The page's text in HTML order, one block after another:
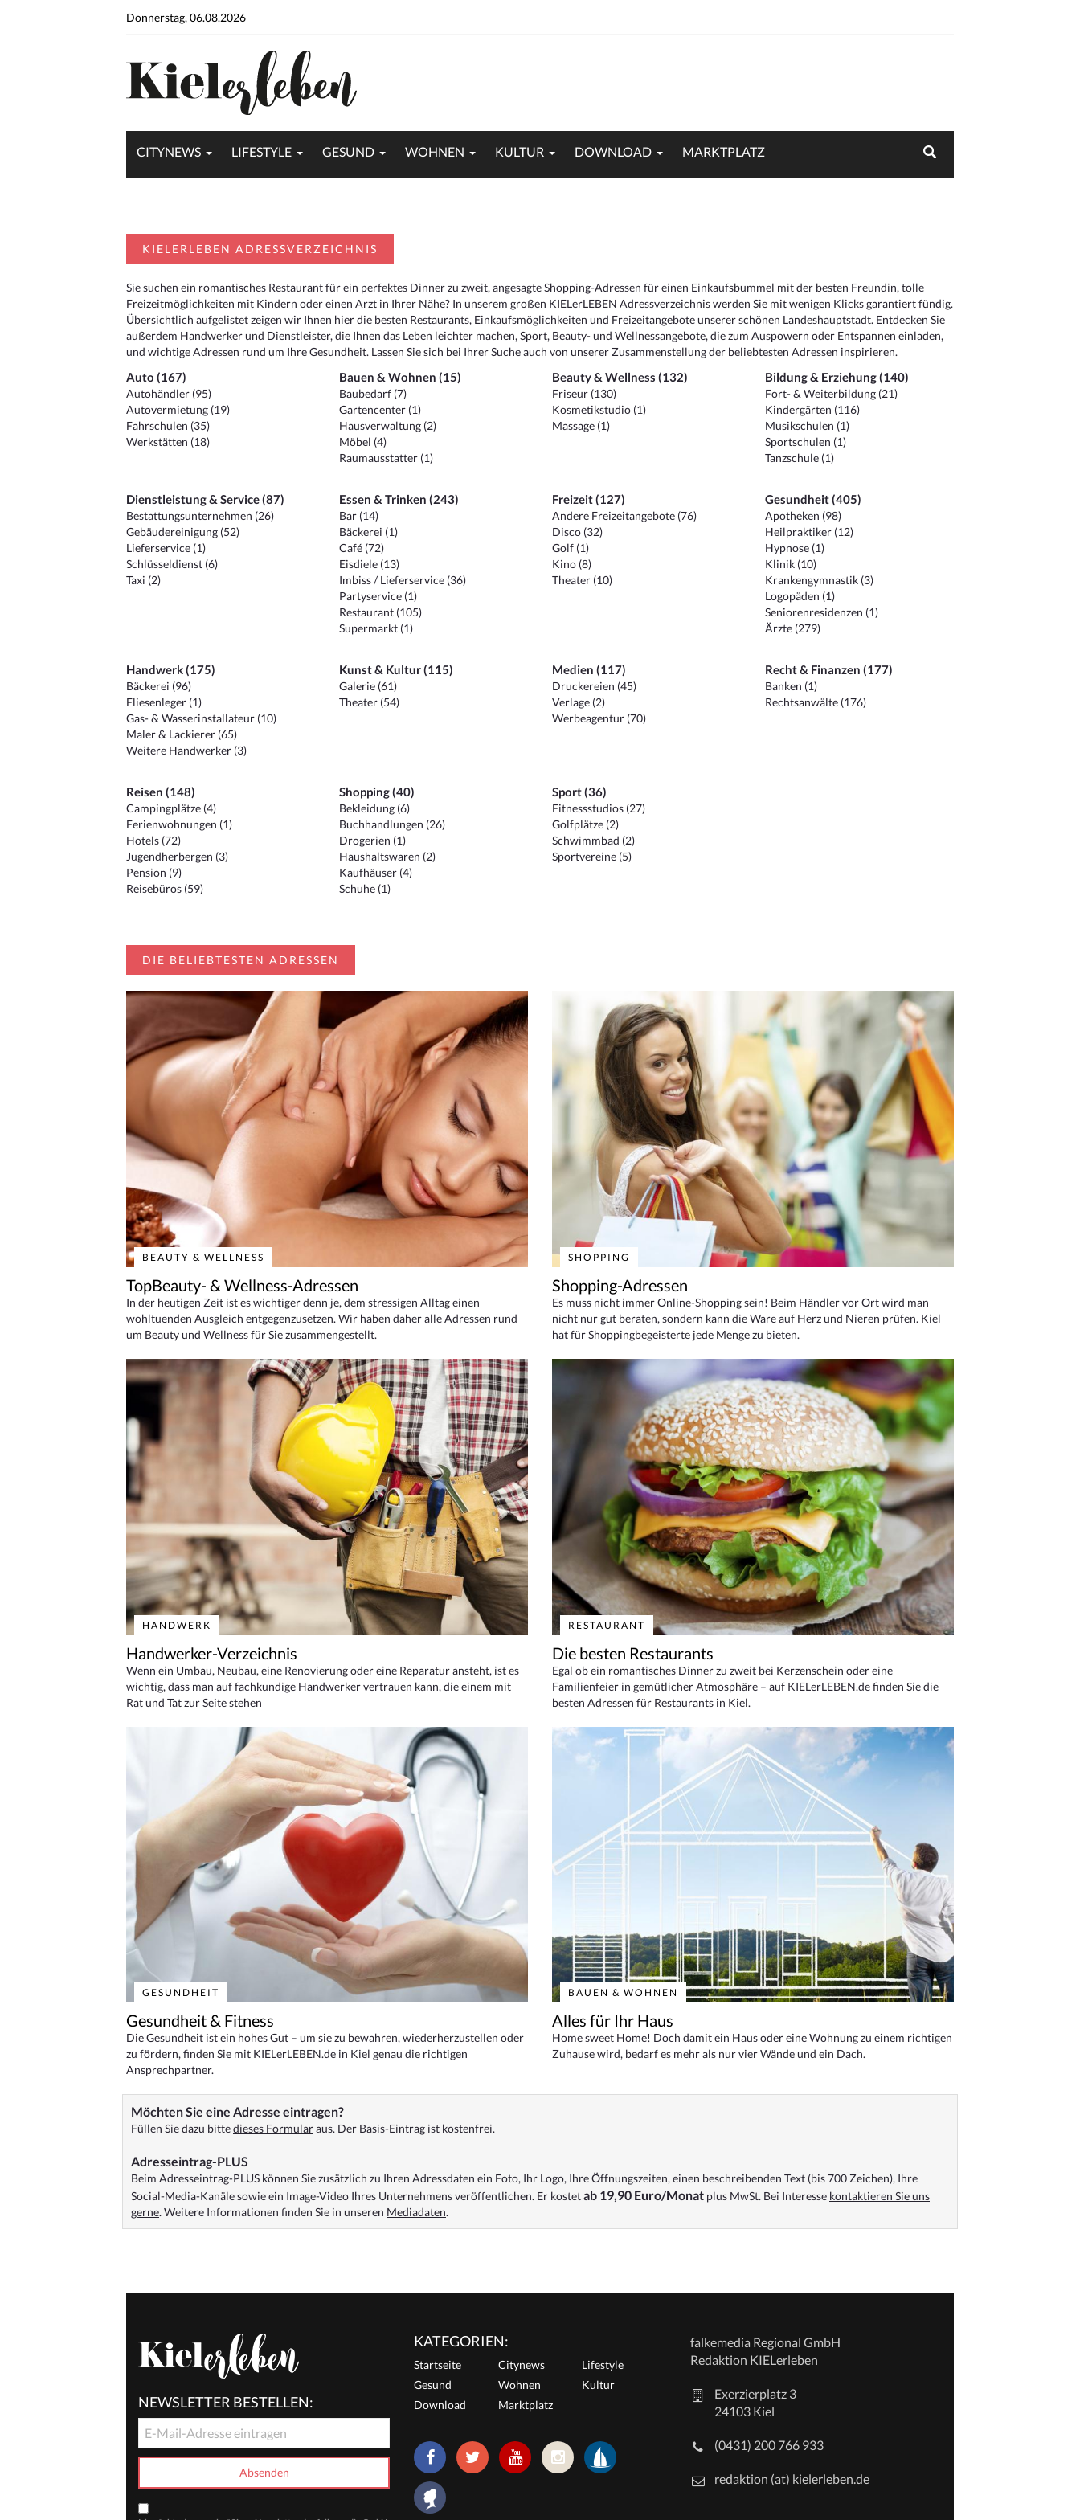
Donnerstag, 06.08.2026
CITYNEWS LIFESTYLE GESUND WOHNEN KULTUR DOWNLOAD MARKTPLATZ
KIELERLEBEN ADRESSVERZEICHNIS
Sie suchen ein romantisches Restaurant für ein perfektes Dinner zu zweit, angesagte Shopping-Adressen für einen Einkaufsbummel mit der besten Freundin, tolle
Freizeitmöglichkeiten mit Kindern oder einen Arzt in Ihrer Nähe? In unserem großen KIELerLEBEN Adressverzeichnis werden Sie mit wenigen Klicks garantiert fündig.
Übersichtlich aufgelistet zeigen wir Ihnen hier die besten Restaurants, Einkaufsmöglichkeiten und Freizeitangebote unserer schönen Landeshauptstadt. Entdecken Sie
außerdem Handwerker und Dienstleister, die Ihnen das Leben leichter machen, Sport, Beauty- und Wellnessangebote, die zum Auspowern oder Entspannen einladen,
und wichtige Adressen rund um Ihre Gesundheit. Lassen Sie sich bei Ihrer Suche auch von unserer Zusammenstellung der beliebtesten Adressen inspirieren.
Auto (167)
Autohändler (95)
Autovermietung (19)
Fahrschulen (35)
Werkstätten (18)
Bauen & Wohnen (15)
Baubedarf (7)
Gartencenter (1)
Hausverwaltung (2)
Möbel (4)
Raumausstatter (1)
Beauty & Wellness (132)
Friseur (130)
Kosmetikstudio (1)
Massage (1)
Bildung & Erziehung (140)
Fort- & Weiterbildung (21)
Kindergärten (116)
Musikschulen (1)
Sportschulen (1)
Tanzschule (1)
Dienstleistung & Service (87)
Bestattungsunternehmen (26)
Gebäudereinigung (52)
Lieferservice (1)
Schlüsseldienst (6)
Taxi (2)
Essen & Trinken (243)
Bar (14)
Bäckerei (1)
Café (72)
Eisdiele (13)
Imbiss / Lieferservice (36)
Partyservice (1)
Restaurant (105)
Supermarkt (1)
Freizeit (127)
Andere Freizeitangebote (76)
Disco (32)
Golf (1)
Kino (8)
Theater (10)
Gesundheit (405)
Apotheken (98)
Heilpraktiker (12)
Hypnose (1)
Klinik (10)
Krankengymnastik (3)
Logopäden (1)
Seniorenresidenzen (1)
Ärzte (279)
Handwerk (175)
Bäckerei (96)
Fliesenleger (1)
Gas- & Wasserinstallateur (10)
Maler & Lackierer (65)
Weitere Handwerker (3)
Kunst & Kultur (115)
Galerie (61)
Theater (54)
Medien (117)
Druckereien (45)
Verlage (2)
Werbeagentur (70)
Recht & Finanzen (177)
Banken (1)
Rechtsanwälte (176)
Reisen (148)
Campingplätze (4)
Ferienwohnungen (1)
Hotels (72)
Jugendherbergen (3)
Pension (9)
Reisebüros (59)
Shopping (40)
Bekleidung (6)
Buchhandlungen (26)
Drogerien (1)
Haushaltswaren (2)
Kaufhäuser (4)
Schuhe (1)
Sport (36)
Fitnessstudios (27)
Golfplätze (2)
Schwimmbad (2)
Sportvereine (5)
DIE BELIEBTESTEN ADRESSEN
BEAUTY & WELLNESS
TopBeauty- & Wellness-Adressen
In der heutigen Zeit ist es wichtiger denn je, dem stressigen Alltag einen
wohltuenden Ausgleich entgegenzusetzen. Wir haben daher alle Adressen rund
um Beauty und Wellness für Sie zusammengestellt.
SHOPPING
Shopping-Adressen
Es muss nicht immer Online-Shopping sein! Beim Händler vor Ort wird man
nicht nur gut beraten, sondern kann die Ware auf Herz und Nieren prüfen. Kiel
hat für Shoppingbegeisterte jede Menge zu bieten.
HANDWERK
Handwerker-Verzeichnis
Wenn ein Umbau, Neubau, eine Renovierung oder eine Reparatur ansteht, ist es
wichtig, dass man auf fachkundige Handwerker vertrauen kann, die einem mit
Rat und Tat zur Seite stehen
RESTAURANT
Die besten Restaurants
Egal ob ein romantisches Dinner zu zweit bei Kerzenschein oder eine
Familienfeier in gemütlicher Atmosphäre – auf KIELerLEBEN.de finden Sie die
besten Adressen für Restaurants in Kiel.
GESUNDHEIT
Gesundheit & Fitness
Die Gesundheit ist ein hohes Gut – um sie zu bewahren, wiederherzustellen oder
zu fördern, finden Sie mit KIELerLEBEN.de in Kiel genau die richtigen
Ansprechpartner.
BAUEN & WOHNEN
Alles für Ihr Haus
Home sweet Home! Doch damit ein Haus oder eine Wohnung zu einem richtigen
Zuhause wird, bedarf es mehr als nur vier Wände und ein Dach.
Möchten Sie eine Adresse eintragen?
Füllen Sie dazu bittedieses Formularaus. Der Basis-Eintrag ist kostenfrei.
Adresseintrag-PLUS
Beim Adresseintrag-PLUS können Sie zusätzlich zu Ihren Adressdaten ein Foto, Ihr Logo, Ihre Öffnungszeiten, einen beschreibenden Text (bis 700 Zeichen), Ihre
Social-Media-Kanäle sowie ein Image-Video Ihres Unternehmens veröffentlichen. Er kostetab 19,90 Euro/Monat plus MwSt. Bei Interesse kontaktieren Sie uns
gerne. Weitere Informationen finden Sie in unseren Mediadaten.
NEWSLETTER BESTELLEN:
KATEGORIEN:
Startseite Citynews
Lifestyle
Gesund
Wohnen
Kultur
Download
Marktplatz
falkemedia Regional GmbH
Redaktion KIELerleben
Exerzierplatz 3
24103 Kiel
(0431) 200 766 933
redaktion (at) kielerleben.de